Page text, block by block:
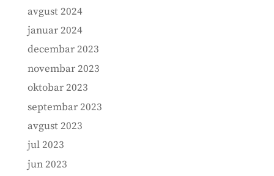
avgust 2024
januar 2024
decembar 2023
novembar 2023
oktobar 2023
septembar 2023
avgust 2023
jul 2023
jun 2023